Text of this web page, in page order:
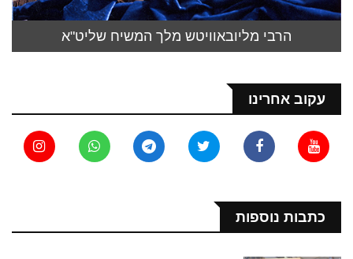
הרבי מליובאוויטש מלך המשיח שליט"א
עקוב אחרינו
כתבות נוספות